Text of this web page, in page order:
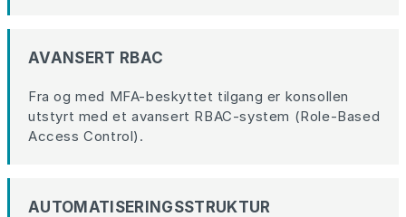
AVANSERT RBAC
Fra og med MFA-beskyttet tilgang er konsollen
utstyrt med et avansert RBAC-system (Role-Based
Access Control).
AUTOMATISERINGSSTRUKTUR